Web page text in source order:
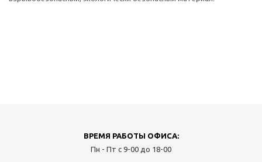
ВРЕМЯ РАБОТЫ ОФИСА:
Пн - Пт с 9-00 до 18-00